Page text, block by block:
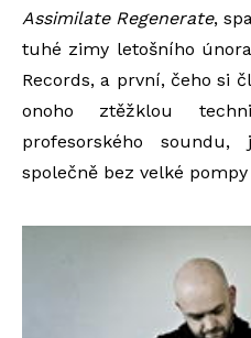
Assimilate Regenerate,
tuhé zimy letošního
Records, a první, čeho si
onoho ztěžklou
profesorského
společně bez velké